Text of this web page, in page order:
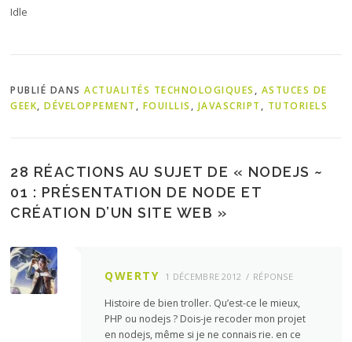
Idle
PUBLIÉ DANSACTUALITÉS TECHNOLOGIQUES , ASTUCES DE
GEEK,DÉVELOPPEMENT , FOUILLIS , JAVASCRIPT , TUTORIELS
28 RÉACTIONS AU SUJET DE « NODEJS ~
01 : PRÉSENTATION DE NODE ET
CRÉATION D’UN SITE WEB »
QWERTY 1 DÉCEMBRE 2012 RÉPONSE
Histoire de bien troller. Qu’est-ce le mieux,
PHP ou nodejs ? Dois-je recoder mon projet
en nodejs, même si je ne connais rie. en ce